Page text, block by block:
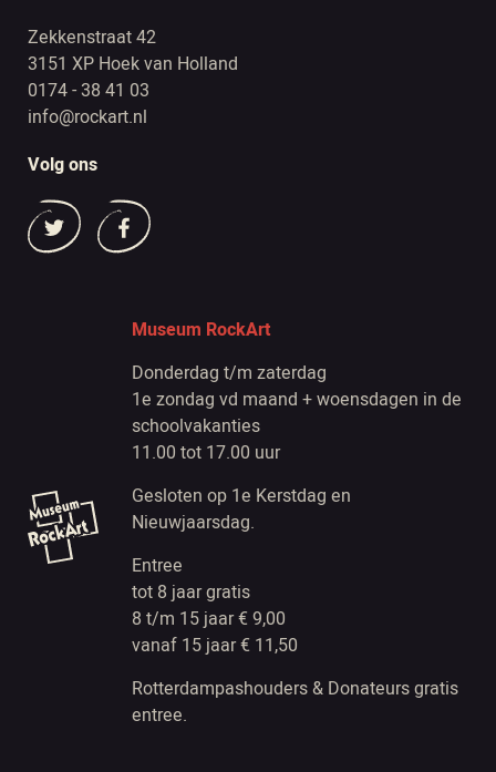
Zekkenstraat 42
3151 XP Hoek van Holland
0174 - 38 41 03
info@rockart.nl
Volg ons
Museum RockArt
Donderdag t/m zaterdag
1e zondag vd maand + woensdagen in de
schoolvakanties
11.00 tot 17.00 uur
Gesloten op 1e Kerstdag en
Nieuwjaarsdag.
Entree
tot 8 jaar gratis
8 t/m 15 jaar € 9,00
vanaf 15 jaar € 11,50
Rotterdampashouders & Donateurs gratis
entree.